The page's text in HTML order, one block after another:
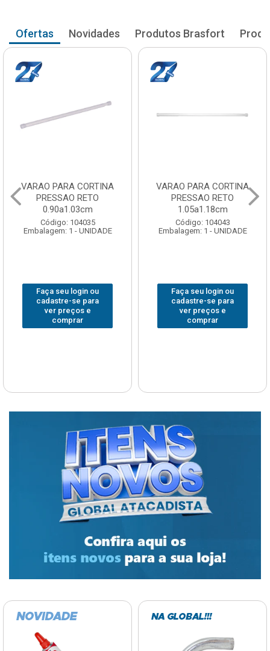
Ofertas Novidades Produtos Brasfort
VARAO PARA CORTINA
PRESSAO RETO
0.90a1.03cm
Código: 104035
Embalagem: 1 - UNIDADE
Faça seu login ou
cadastre-se para
ver preços e
comprar
VARAO PARA CORTINA
PRESSAO RETO
1.05a1.18cm
Código: 104043
Embalagem: 1 - UNIDADE
Faça seu login ou
cadastre-se para
ver preços e
comprar